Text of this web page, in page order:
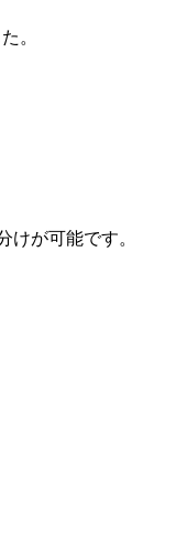
。
が可能です。